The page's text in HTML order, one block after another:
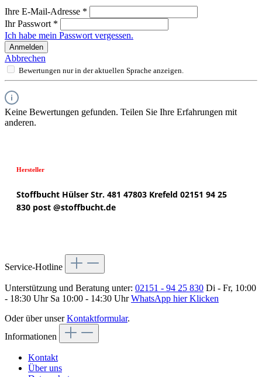
Ihre E-Mail-Adresse *
Ihr Passwort *
Ich habe mein Passwort vergessen.
Anmelden
Abbrechen
Bewertungen nur in der aktuellen Sprache anzeigen.
Keine Bewertungen gefunden. Teilen Sie Ihre Erfahrungen mit
anderen.
Hersteller
Stoffbucht Hülser Str. 481 47803 Krefeld 02151 94 25
830 post @stoffbucht.de
Service-Hotline
Unterstützung und Beratung unter: 02151 - 94 25 830 Di - Fr, 10:00
- 18:30 Uhr Sa 10:00 - 14:30 UhrWhatsApp hier Klicken
Oder über unserKontaktformular.
Informationen
Kontakt
Über uns